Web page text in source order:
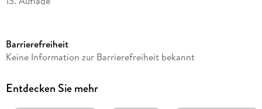
Altersempfehlung
Reihe
Barrierefreiheit
Keine Information zur Barrierefreiheit bekannt
Entdecken Sie mehr